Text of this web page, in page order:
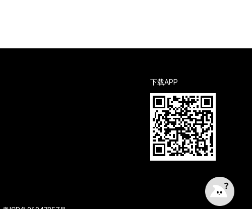
下载APP